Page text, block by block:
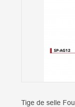
Tige de selle